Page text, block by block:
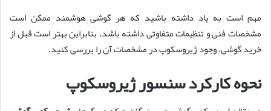
مهم است به یاد داشته باشید که هر گوشی هوشمند ممکن است
مشخصات فنی و تنظیمات متفاوتی داشته باشد، بنابراین بهتر است قبل از
خرید گوشی، وجود ژیروسکوپ در مشخصات آن را بررسی کنید.
نحوه کارکرد سنسور ژیروسکوپ